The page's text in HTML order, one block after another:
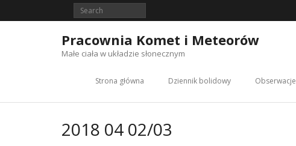
Pracownia Komet i Meteorów
Małe ciała w układzie słonecznym
Strona główna Dziennik bolidowy Obserwacje
2018 04 02/03